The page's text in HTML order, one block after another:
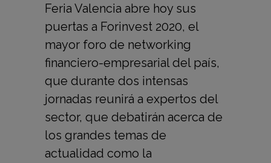
Feria Valencia abre hoy sus
puertas a Forinvest 2020, el
mayor foro de networking
financiero-empresarial del país,
que durante dos intensas
jornadas reunirá a expertos del
sector, que debatirán acerca de
los grandes temas de
actualidad como la